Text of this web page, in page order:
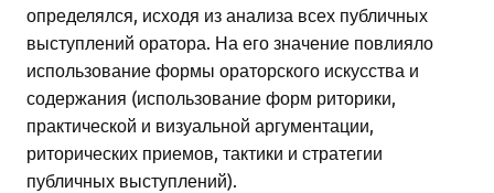
определялся, исходя из анализа всех публичных
выступлений оратора. На его значение повлияло
использование формы ораторского искусства и
содержания (использование форм риторики,
практической и визуальной аргументации,
риторических приемов, тактики и стратегии
публичных выступлений).